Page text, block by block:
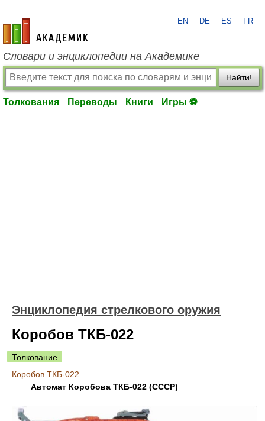
academic.ru
EN DE ES FR
Словари и энциклопедии на Академике
Найти!
Толкования Переводы Книги Игры ⚽
Энциклопедия стрелкового оружия
Коробов ТКБ-022
Толкование
Коробов ТКБ-022
Автомат Коробова ТКБ-022 (СССР)